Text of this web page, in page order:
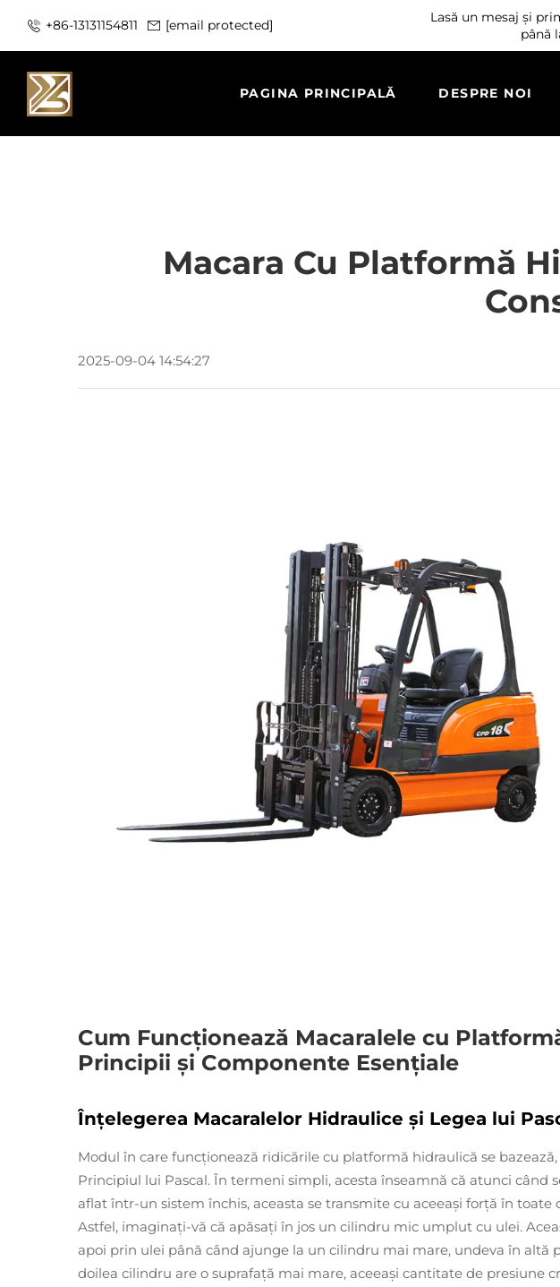
+86-13131154811 [email protected]
Lasă un mesaj și
până
PAGINA PRINCIPALĂ DESPRE NOI
Macara Cu Platformă
2025-09-04 14:54:27
Cum Funcționează Macaralele cu
Principii și Componente Esențiale
Înțelegerea Macaralelor Hidraulice și Legea lui
Modul în care funcționează ridicările cu platformă hidraulică se
Principiul lui Pascal. În termeni simpli, acesta înseamnă că atunci când
aflat într-un sistem închis, aceasta se transmite cu aceeași forță în
Astfel, imaginați-vă că apăsați în jos un cilindru mic umplut cu ulei.
apoi prin ulei până când ajunge la un cilindru mai mare, undeva în altă
doilea cilindru are o suprafață mai mare, aceeași cantitate de presiune